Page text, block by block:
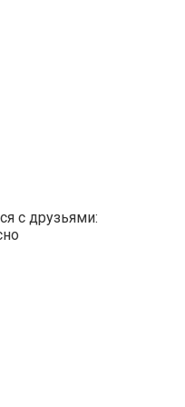
с друзьями: